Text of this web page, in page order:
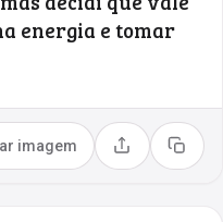
energia e tomar
imagem Compartilhar
Copiar